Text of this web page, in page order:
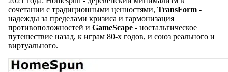
сочетании с традиционными ценностями, TransForm -
надежды за пределами кризиса и гармонизация
противоположностей и GameScape - ностальгическое
путешествие назад, к играм 80-х годов, и союз реального и
виртуального.